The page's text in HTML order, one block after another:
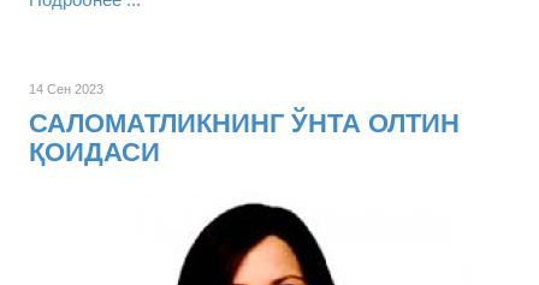
14 Сен 2023
САЛОМАТЛИКНИНГ ЎНТА ОЛТИН
ҚОИДАСИ